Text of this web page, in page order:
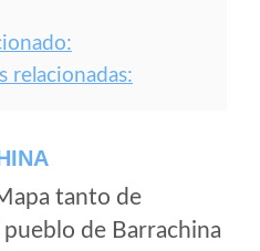
relacionadas:
tanto de
de Barrachina